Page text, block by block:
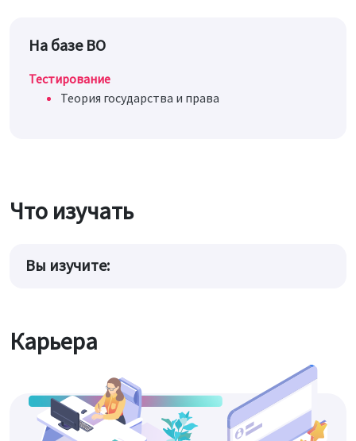
На базе ВО
Тестирование
Теория государства и права
Что изучать
Вы изучите:
Карьера